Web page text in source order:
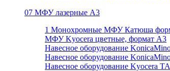
07 МФУ лазерные А3
1 Монохромные МФУ Катюша
МФУ Kyocera цветные, формат А3
Навесное оборудование
Навесное оборудование
Навесное оборудование Kyocera